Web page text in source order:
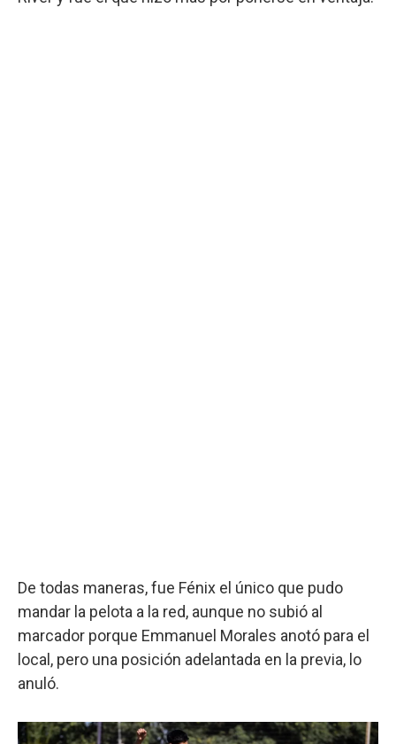
De todas maneras, fue Fénix el único que pudo
mandar la pelota a la red, aunque no subió al
marcador porque Emmanuel Morales anotó para el
local, pero una posición adelantada en la previa, lo
anuló.